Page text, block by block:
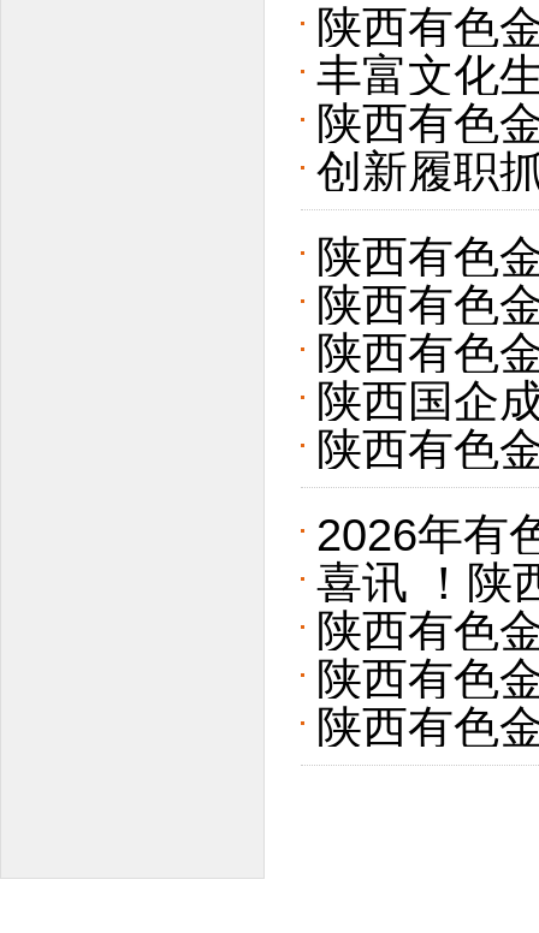
展——陕西
轮巡察工
陕西有色
丰富文化
西有色金
陕西有色
第七次学
创新履职
胜“十五
工作会议
陕西有色
陕西有色
会会议
陕西有色
流
陕西国企
蓝图集中
陕西有色
座谈交流
2026年有
专题培训
喜讯 ！陕
陕西有色
省制造业
陕西有色
谈交流
陕西有色